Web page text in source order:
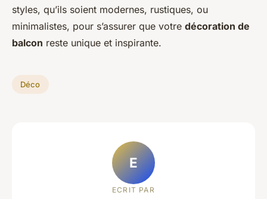
styles, qu’ils soient modernes, rustiques, ou
minimalistes, pour s’assurer que votre décoration de
balcon reste unique et inspirante.
Déco
E
ECRIT PAR